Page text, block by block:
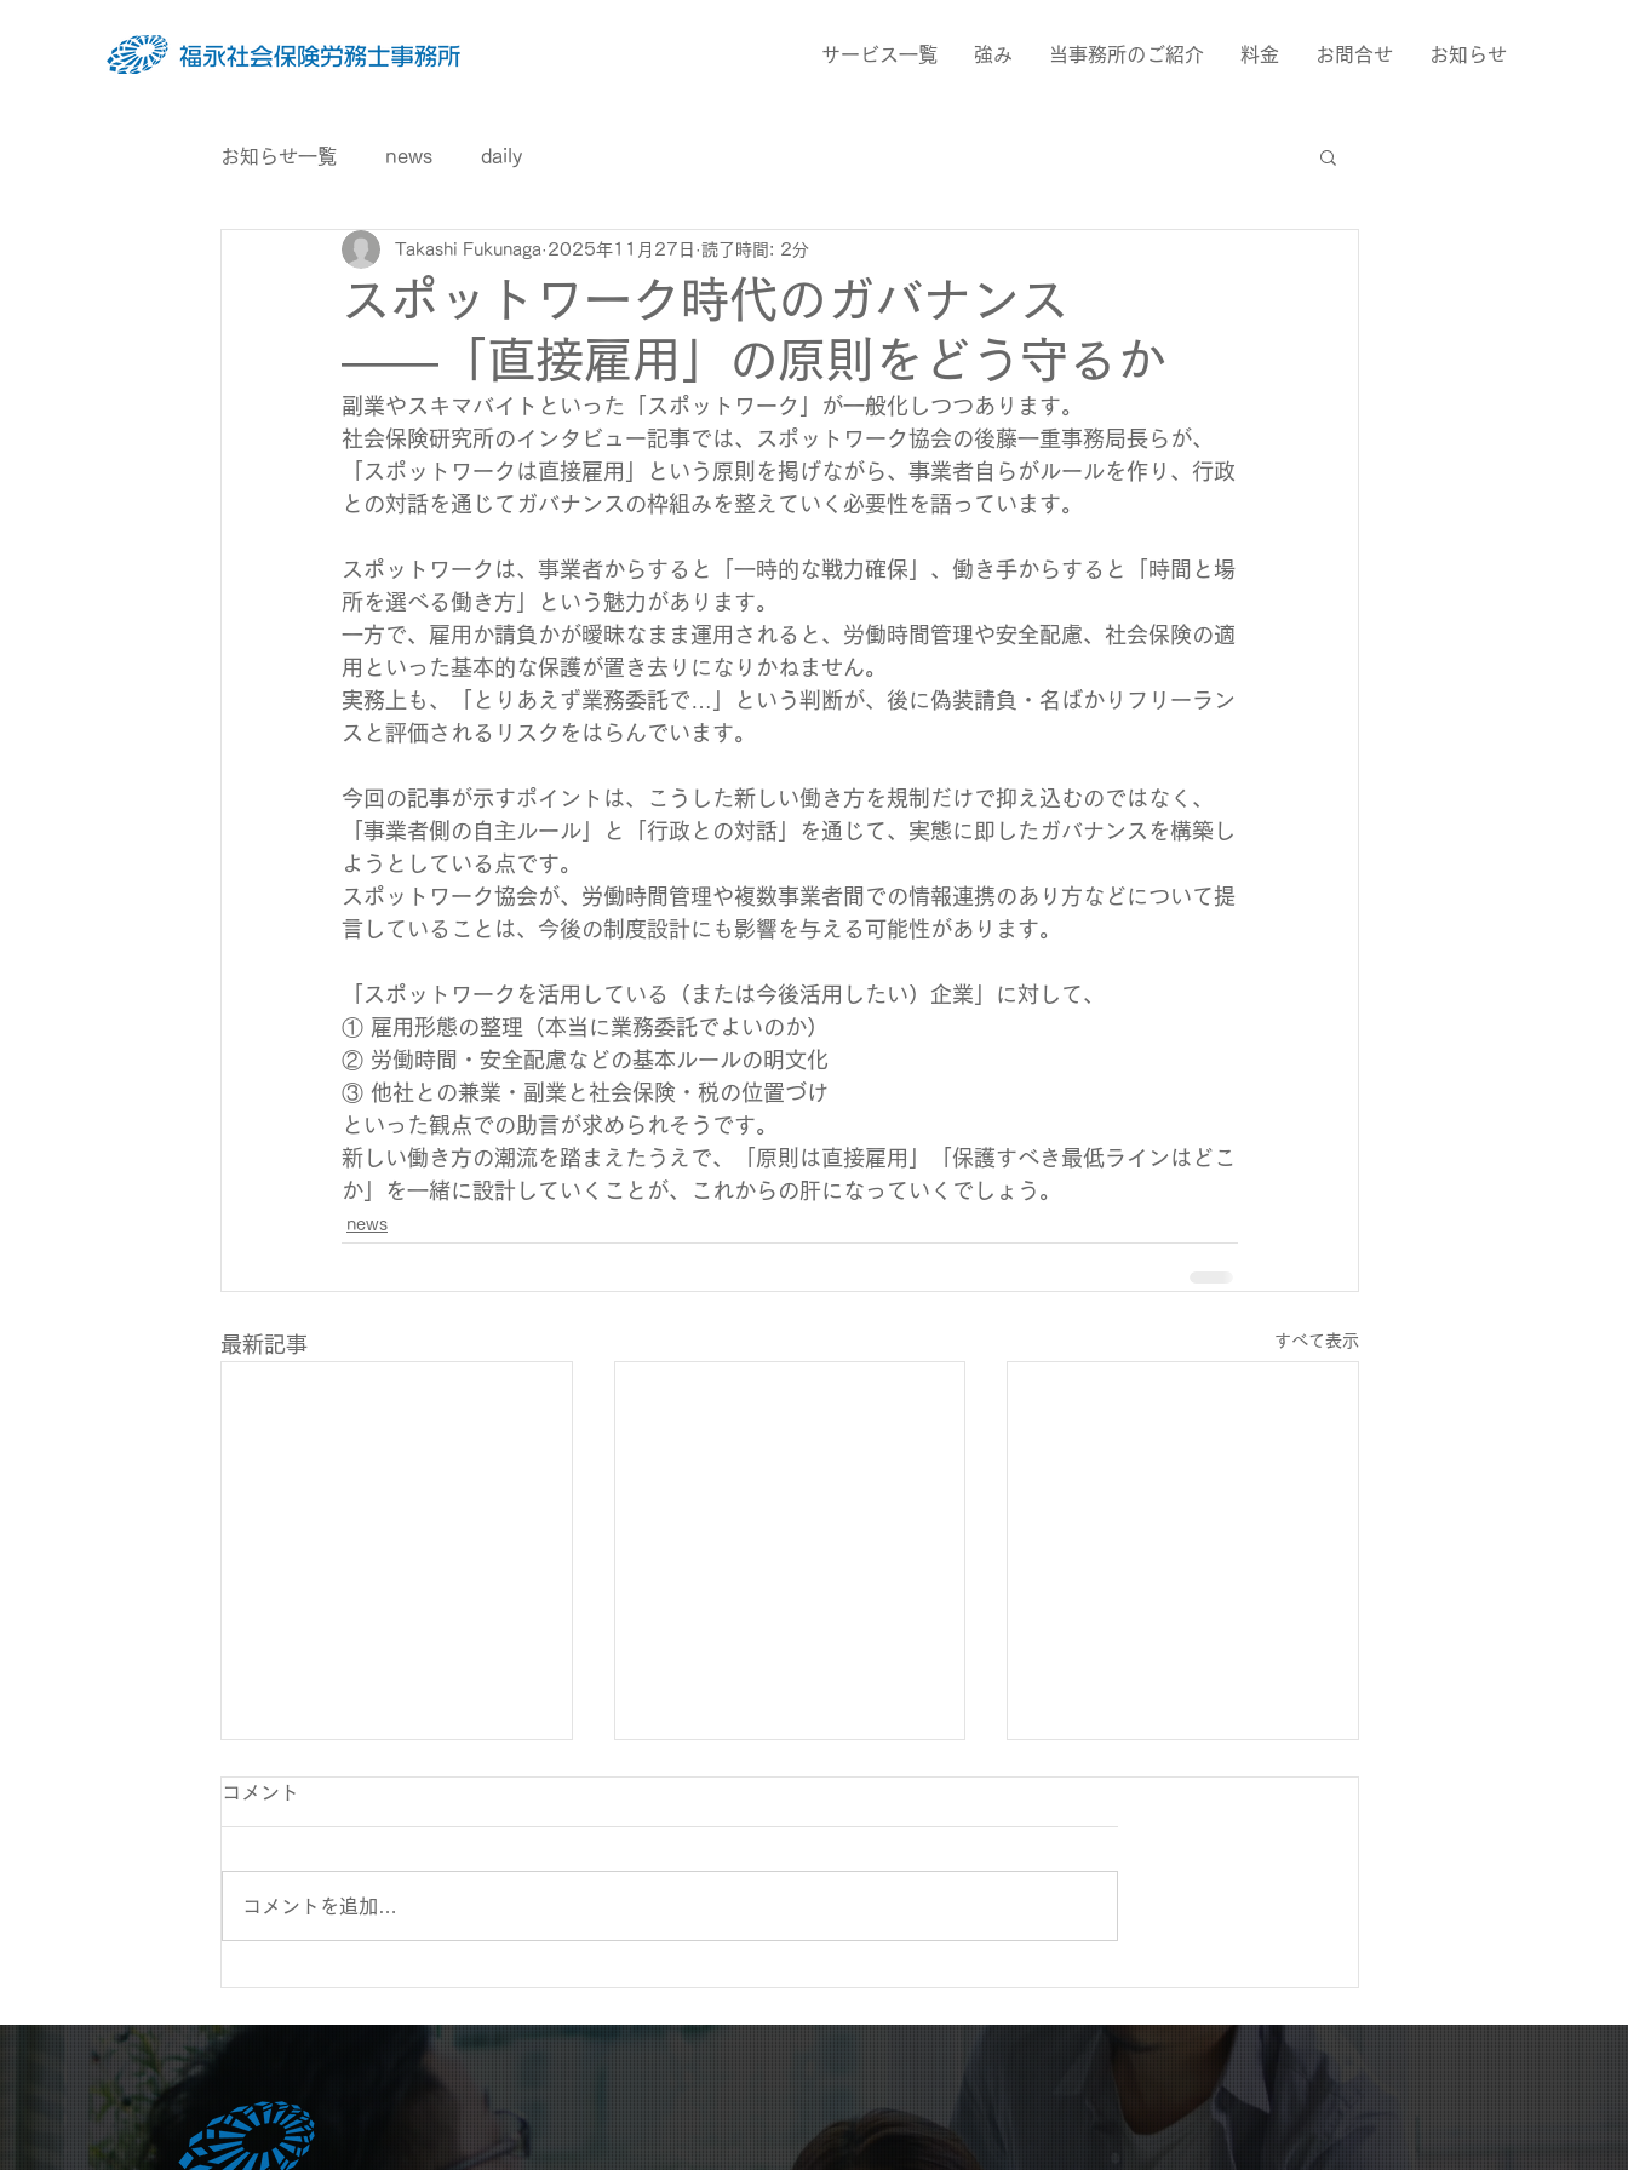
サービス一覧 強み 当事務所のご紹介 料金 お問合せ お知らせ
お知らせ一覧 news daily
スポットワーク時代のガバナンス
――「直接雇用」の原則をどう守るか
Takashi Fukunaga 2025年11月27日 読了時間: 2分
副業やスキマバイトといった「スポットワーク」が一般化しつつあります。
社会保険研究所のインタビュー記事では、スポットワーク協会の後藤一重事務局長らが、
「スポットワークは直接雇用」という原則を掲げながら、事業者自らがルールを作り、行政
との対話を通じてガバナンスの枠組みを整えていく必要性を語っています。
スポットワークは、事業者からすると「一時的な戦力確保」、働き手からすると「時間と場
所を選べる働き方」という魅力があります。
一方で、雇用か請負かが曖昧なまま運用されると、労働時間管理や安全配慮、社会保険の適
用といった基本的な保護が置き去りになりかねません。
実務上も、「とりあえず業務委託で…」という判断が、後に偽装請負・名ばかりフリーラン
スと評価されるリスクをはらんでいます。
今回の記事が示すポイントは、こうした新しい働き方を規制だけで抑え込むのではなく、
「事業者側の自主ルール」と「行政との対話」を通じて、実態に即したガバナンスを構築し
ようとしている点です。
スポットワーク協会が、労働時間管理や複数事業者間での情報連携のあり方などについて提
言していることは、今後の制度設計にも影響を与える可能性があります。
「スポットワークを活用している（または今後活用したい）企業」に対して、
① 雇用形態の整理（本当に業務委託でよいのか）
② 労働時間・安全配慮などの基本ルールの明文化
③ 他社との兼業・副業と社会保険・税の位置づけ
といった観点での助言が求められそうです。
新しい働き方の潮流を踏まえたうえで、「原則は直接雇用」「保護すべき最低ラインはどこ
か」を一緒に設計していくことが、これからの肝になっていくでしょう。
news
最新記事 すべて表示
令和8年度の最低賃金改定に
向けた新たな方針と今後の注
社会福祉施設の退職手当制度
を見直しへ。持続可能な制度
在留外国人が初めて400万人
を突破。日本社会は新たな時
コメント
コメントを追加…